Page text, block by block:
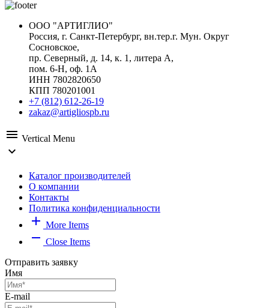
ООО "АРТИГЛИО"
Россия, г. Санкт-Петербург, вн.тер.г. Мун. Округ
Сосновское,
пр. Северный, д. 14, к. 1, литера А,
пом. 6-Н, оф. 1А
ИНН 7802820650
КПП 780201001
+7 (812) 612-26-19
zakaz@artigliospb.ru
menu Vertical Menu
expand_more
Каталог производителей
О компании
Контакты
Политика конфиденциальности
add More Items
remove Close Items
Отправить заявку
Имя
E-mail